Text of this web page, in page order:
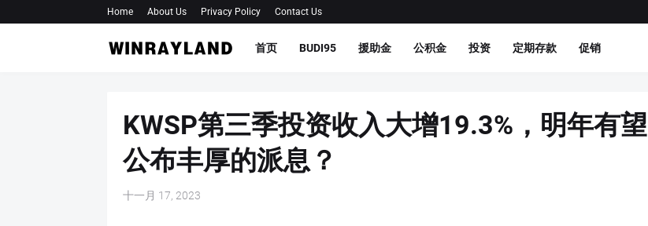
Home About Us Privacy Policy Contact Us
首页 BUDI95 援助金 公积金 投资 定期存款 促销
KWSP第三季投资收入大增19.3%，明年有望
公布丰厚的派息？
十一月 17, 2023